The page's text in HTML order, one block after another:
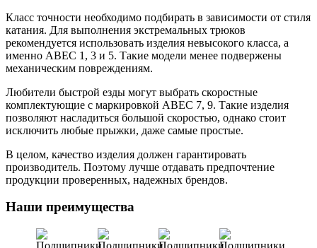
Класс точности необходимо подбирать в зависимости от стиля
катания. Для выполнения экстремальных трюков
рекомендуется использовать изделия невысокого класса, а
именно ABEC 1, 3 и 5. Такие модели менее подвержены
механическим повреждениям.
Любители быстрой езды могут выбрать скоростные
комплектующие с маркировкой ABEC 7, 9. Такие изделия
позволяют насладиться большой скоростью, однако стоит
исключить любые прыжки, даже самые простые.
В целом, качество изделия должен гарантировать
производитель. Поэтому лучше отдавать предпочтение
продукции проверенных, надежных брендов.
Наши преимущества